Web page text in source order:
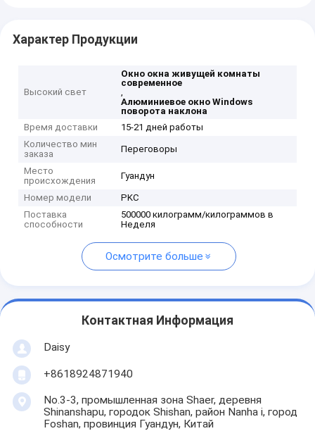
Характер Продукции
Высокий свет
Окно окна живущей комнаты
современное
,
Алюминиевое окно Windows
поворота наклона
Время доставки
15-21 дней работы
Количество мин
заказа
Переговоры
Место
происхождения
Гуандун
Номер модели
PKC
Поставка
способности
500000 килограмм/килограммов в
Неделя
Осмотрите больше
Контактная Информация
Daisy
+8618924871940
No.3-3, промышленная зона Shaer, деревня
Shinanshapu, городок Shishan, район Nanha i, город
Foshan, провинция Гуандун, Китай